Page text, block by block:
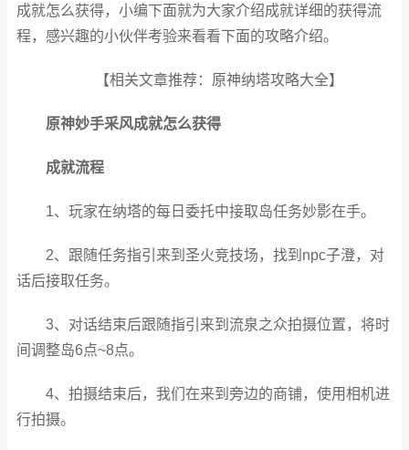
成就怎么获得，小编下面就为大家介绍成就详细的获得流
程，感兴趣的小伙伴考验来看看下面的攻略介绍。
【相关文章推荐：原神纳塔攻略大全】
原神妙手采风成就怎么获得
成就流程
1、玩家在纳塔的每日委托中接取岛任务妙影在手。
2、跟随任务指引来到圣火竞技场，找到npc子澄，对
话后接取任务。
3、对话结束后跟随指引来到流泉之众拍摄位置，将时
间调整岛6点~8点。
4、拍摄结束后，我们在来到旁边的商铺，使用相机进
行拍摄。